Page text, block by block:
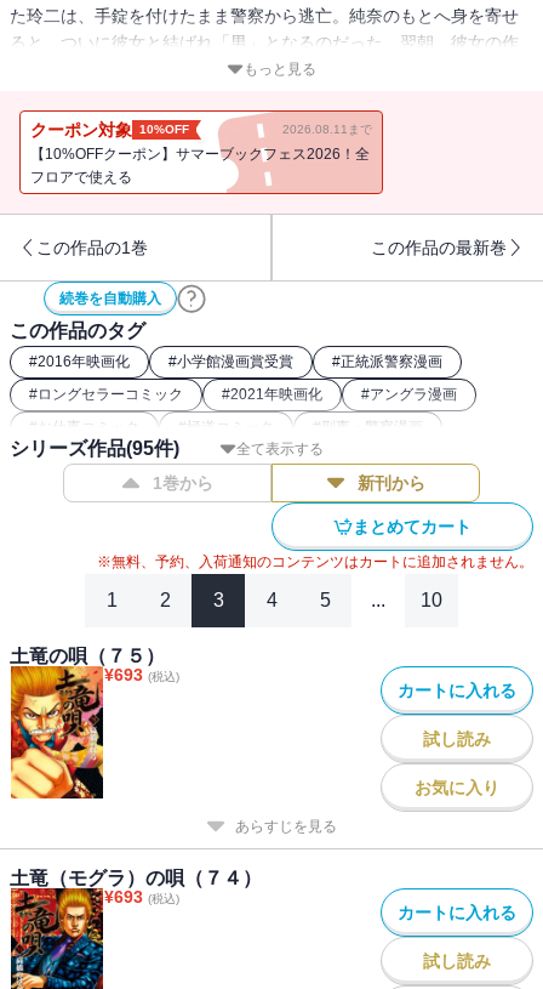
た玲二は、手錠を付けたまま警察から逃亡。純奈のもとへ身を寄せ
ると、ついに彼女と結ばれ「男」となるのだった。翌朝、彼女の作
った朝食に舌鼓を打ち、すっかり浮かれ気分の玲二に、潜入捜査養
らったものの、赤桐から衝撃の一言が・・・！？
もっと見る
クーポン対象 10%OFF 2026.08.11まで
【10%OFFクーポン】サマーブックフェス2026！全
フロアで使える
この作品の1巻 この作品の最新巻
続巻を自動購入
この作品のタグ
#2016年映画化 #小学館漫画賞受賞 #正統派警察漫画
#ロングセラーコミック #2021年映画化 #アングラ漫画
# お仕事コミック # 極道コミック # 刑事・警察漫画
全て表示する
シリーズ作品(95件)
1巻から 新刊から
まとめてカート
※無料、予約、入荷通知のコンテンツはカートに追加されません。
1 2 3 4 5 ... 10
土竜の唄（７５）
¥693 (税込)
カートに入れる
試し読み
お気に入り
あらすじを見る
土竜（モグラ）の唄（７４）
¥693 (税込)
カートに入れる
試し読み